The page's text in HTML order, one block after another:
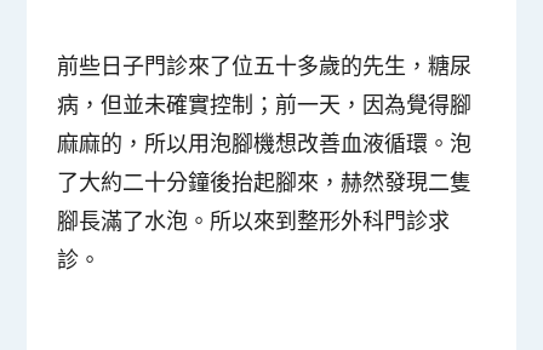
前些日子門診來了位五十多歲的先生，糖尿
病，但並未確實控制；前一天，因為覺得腳
麻麻的，所以用泡腳機想改善血液循環。泡
了大約二十分鐘後抬起腳來，赫然發現二隻
腳長滿了水泡。所以來到整形外科門診求
診。